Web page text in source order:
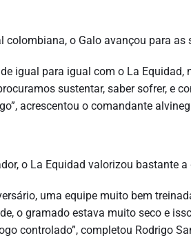
colombiana, o Galo avançou para
igual para igual com o La
sustentar, saber sofrer, e
acrescentou o comandante
o La Equidad valorizou bastante
uma equipe muito bem
o gramado estava muito seco e
controlado”, completou Rodrigo